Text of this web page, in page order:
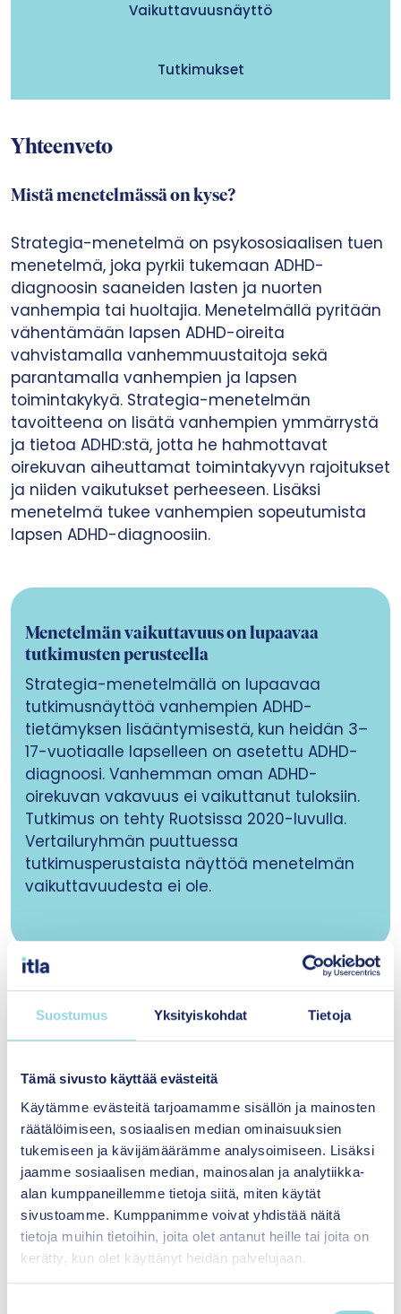
Suostumus Yksityiskohdat Tietoja
Tämä sivusto käyttää evästeitä
Käytämme evästeitä tarjoamamme sisällön ja mainosten
räätälöimiseen, sosiaalisen median ominaisuuksien
tukemiseen ja kävijämäärämme analysoimiseen. Lisäksi
jaamme sosiaalisen median, mainosalan ja analytiikka-
alan kumppaneillemme tietoja siitä, miten käytät
sivustoamme. Kumppanimme voivat yhdistää näitä
tietoja muihin tietoihin, joita olet antanut heille tai joita on
kerätty, kun olet käyttänyt heidän palvelujaan.
Vaikuttavuusnäyttö
Tutkimukset
Yhteenveto
Mistä menetelmässä on kyse?
Strategia-menetelmä on psykososiaalisen tuen
menetelmä, joka pyrkii tukemaan ADHD-
diagnoosin saaneiden lasten ja nuorten
vanhempia tai huoltajia. Menetelmällä pyritään
vähentämään lapsen ADHD-oireita
vahvistamalla vanhemmuustaitoja sekä
parantamalla vanhempien ja lapsen
toimintakykyä. Strategia-menetelmän
tavoitteena on lisätä vanhempien ymmärrystä
ja tietoa ADHD:stä, jotta he hahmottavat
oirekuvan aiheuttamat toimintakyvyn rajoitukset
ja niiden vaikutukset perheeseen. Lisäksi
menetelmä tukee vanhempien sopeutumista
lapsen ADHD-diagnoosiin.
Menetelmän vaikuttavuus on lupaavaa
tutkimusten perusteella
Strategia-menetelmällä on lupaavaa
tutkimusnäyttöä vanhempien ADHD-
tietämyksen lisääntymisestä, kun heidän 3–
17-vuotiaalle lapselleen on asetettu ADHD-
diagnoosi. Vanhemman oman ADHD-
oirekuvan vakavuus ei vaikuttanut tuloksiin.
Tutkimus on tehty Ruotsissa 2020-luvulla.
Vertailuryhmän puuttuessa
tutkimusperustaista näyttöä menetelmän
vaikuttavuudesta ei ole.
Menetelmän vaikuttavuusarvio koostuu sekä
menetelmäkuvauksen että menetelmästä
tehtyjen vaikuttavuustutkimusten
luotettavuuden arvioinnista. Voit tutustua osa-
alueiden arviointeihin tarkemmin sivun
seuraavissa osioissa. Arvion voi lukea
kokonaisuudessaansystemaattisena
kirjallisuuskatsauksena (pdf).
Tutustu myös arviointiprosessiin ja